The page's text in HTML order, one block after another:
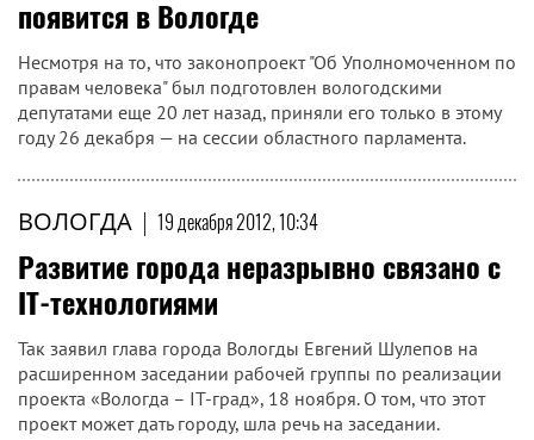
появится в Вологде
Несмотря на то, что законопроект "Об Уполномоченном по
правам человека" был подготовлен вологодскими
депутатами еще 20 лет назад, приняли его только в этому
году 26 декабря — на сессии областного парламента.
ВОЛОГДА | 19 декабря 2012, 10:34
Развитие города неразрывно связано с
IT-технологиями
Так заявил глава города Вологды Евгений Шулепов на
расширенном заседании рабочей группы по реализации
проекта «Вологда – IT-град», 18 ноября. О том, что этот
проект может дать городу, шла речь на заседании.